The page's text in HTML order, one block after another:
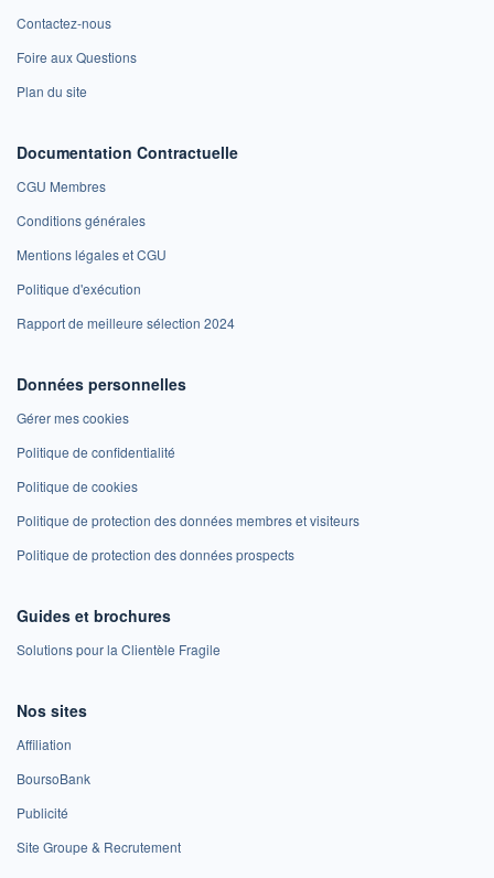
Contactez-nous
Foire aux Questions
Plan du site
Documentation Contractuelle
CGU Membres
Conditions générales
Mentions légales et CGU
Politique d'exécution
Rapport de meilleure sélection 2024
Données personnelles
Gérer mes cookies
Politique de confidentialité
Politique de cookies
Politique de protection des données membres et visiteurs
Politique de protection des données prospects
Guides et brochures
Solutions pour la Clientèle Fragile
Nos sites
Affiliation
BoursoBank
Publicité
Site Groupe & Recrutement